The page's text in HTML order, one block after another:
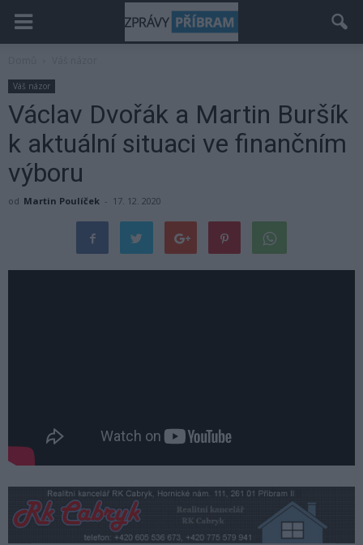
Váš názor
Václav Dvořák a Martin Buršík
k aktuální situaci ve finančním
výboru
od Martin Poulíček - 17. 12. 2020